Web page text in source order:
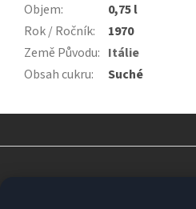
Objem:
0,75 l
Rok / Ročník:
1970
Země Původu: Itálie
Obsah cukru: Suché